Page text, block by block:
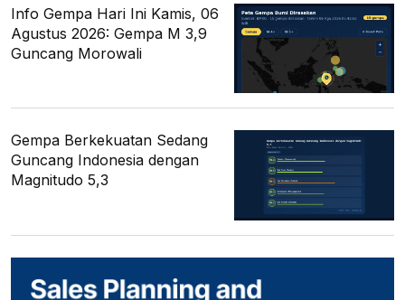
Info Gempa Hari Ini Kamis, 06
Agustus 2026: Gempa M 3,9
Guncang Morowali
Gempa Berkekuatan Sedang
Guncang Indonesia dengan
Magnitudo 5,3